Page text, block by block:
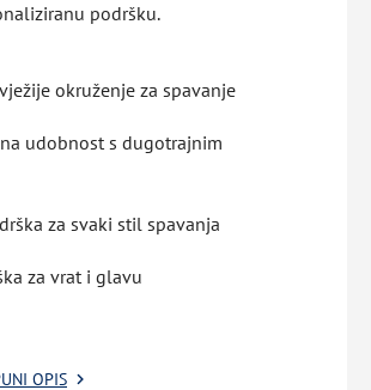
podršku.
okruženje za spavanje
udobnost s dugotrajnim
za svaki stil spavanja
za vrat i glavu
OPIS